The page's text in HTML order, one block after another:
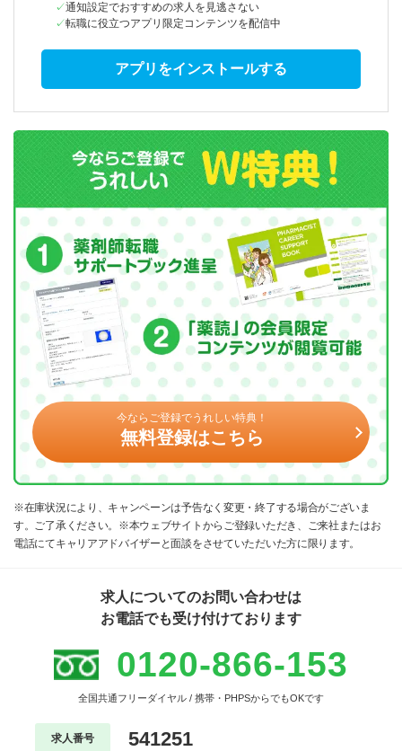
通知設定でおすすめの求人を見逃さない
転職に役立つアプリ限定コンテンツを配信中
アプリをインストールする
今ならご登録でうれしい特典！
無料登録はこちら
※在庫状況により、キャンペーンは予告なく変更・終了する場合がございま
す。ご了承ください。※本ウェブサイトからご登録いただき、ご来社またはお
電話にてキャリアアドバイザーと面談をさせていただいた方に限ります。
求人についてのお問い合わせは
お電話でも受け付けております
0120-866-153
全国共通フリーダイヤル / 携帯・PHPSからでもOKです
求人番号 541251